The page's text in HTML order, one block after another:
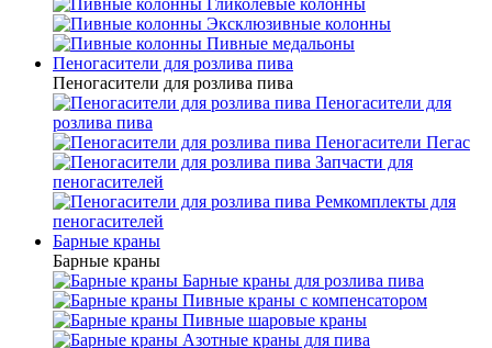
Гликолевые колонны
Эксклюзивные колонны
Пивные медальоны
Пеногасители для розлива пива
Пеногасители для розлива пива
Пеногасители для
розлива пива
Пеногасители Пегас
Запчасти для
пеногасителей
Ремкомплекты для
пеногасителей
Барные краны
Барные краны
Барные краны для розлива пива
Пивные краны с компенсатором
Пивные шаровые краны
Азотные краны для пива